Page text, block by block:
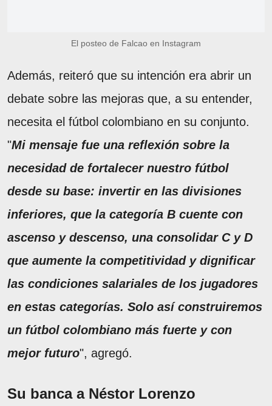
El posteo de Falcao en Instagram
Además, reiteró que su intención era abrir un
debate sobre las mejoras que, a su entender,
necesita el fútbol colombiano en su conjunto.
"Mi mensaje fue una reflexión sobre la
necesidad de fortalecer nuestro fútbol
desde su base: invertir en las divisiones
inferiores, que la categoría B cuente con
ascenso y descenso, una consolidar C y D
que aumente la competitividad y dignificar
las condiciones salariales de los jugadores
en estas categorías. Solo así construiremos
un fútbol colombiano más fuerte y con
mejor futuro", agregó.
Su banca a Néstor Lorenzo